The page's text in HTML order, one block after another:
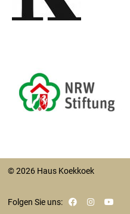
© 2026 Haus Koekkoek
Folgen Sie uns: